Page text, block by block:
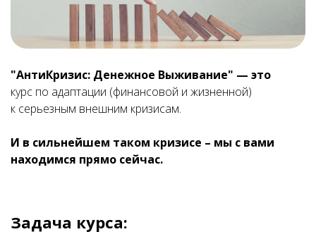
"АнтиКризис: Денежное Выживание" — это
курс по адаптации (финансовой и жизненной)
к серьезным внешним кризисам.
И в сильнейшем таком кризисе – мы с вами
находимся прямо сейчас.
Задача курса: